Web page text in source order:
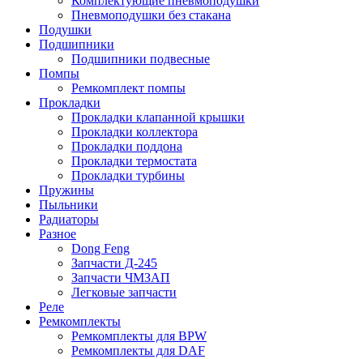
Пневмоподушки без стакана
Подушки
Подшипники
Подшипники подвесные
Помпы
Ремкомплект помпы
Прокладки
Прокладки клапанной крышки
Прокладки коллектора
Прокладки поддона
Прокладки термостата
Прокладки турбины
Пружины
Пыльники
Радиаторы
Разное
Dong Feng
Запчасти Д-245
Запчасти ЧМЗАП
Легковые запчасти
Реле
Ремкомплекты
Ремкомплекты для BPW
Ремкомплекты для DAF